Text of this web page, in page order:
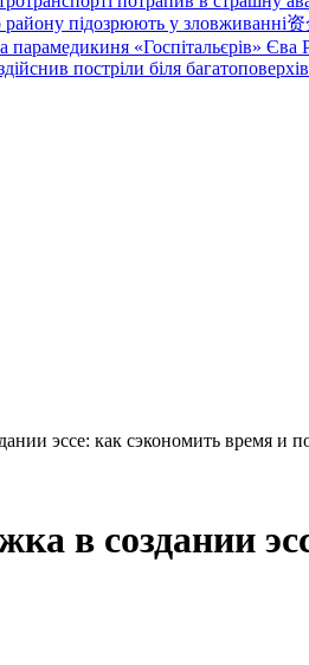
підозрюють у зловживанні资
парамедикиня «Госпітальєрів»
постріли біля
эссе: как сэкономить время и
в создании